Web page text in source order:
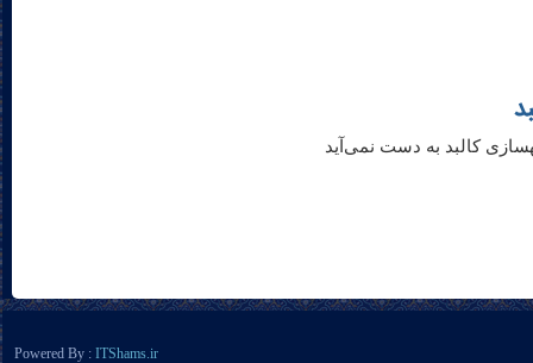
کالبد به دست نمی‌آید
Powered By : ITShams.ir